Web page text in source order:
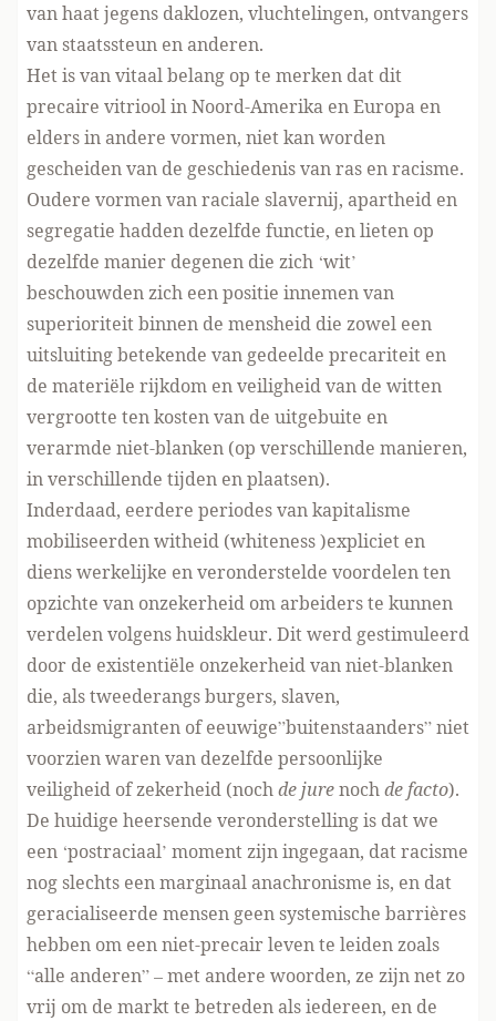
van haat jegens daklozen, vluchtelingen, ontvangers
van staatssteun en anderen.
Het is van vitaal belang op te merken dat dit
precaire vitriool in Noord-Amerika en Europa en
elders in andere vormen, niet kan worden
gescheiden van de geschiedenis van ras en racisme.
Oudere vormen van raciale slavernij, apartheid en
segregatie hadden dezelfde functie, en lieten op
dezelfde manier degenen die zich ‘wit’
beschouwden zich een positie innemen van
superioriteit binnen de mensheid die zowel een
uitsluiting betekende van gedeelde precariteit en
de materiële rijkdom en veiligheid van de witten
vergrootte ten kosten van de uitgebuite en
verarmde niet-blanken (op verschillende manieren,
in verschillende tijden en plaatsen).
Inderdaad, eerdere periodes van kapitalisme
mobiliseerden witheid (whiteness )expliciet en
diens werkelijke en veronderstelde voordelen ten
opzichte van onzekerheid om arbeiders te kunnen
verdelen volgens huidskleur. Dit werd gestimuleerd
door de existentiële onzekerheid van niet-blanken
die, als tweederangs burgers, slaven,
arbeidsmigranten of eeuwige”buitenstaanders” niet
voorzien waren van dezelfde persoonlijke
veiligheid of zekerheid (nochde jurenochde facto).
De huidige heersende veronderstelling is dat we
een ‘postraciaal’ moment zijn ingegaan, dat racisme
nog slechts een marginaal anachronisme is, en dat
geracialiseerde mensen geen systemische barrières
hebben om een niet-precair leven te leiden zoals
“alle anderen” – met andere woorden, ze zijn net zo
vrij om de markt te betreden als iedereen, en de